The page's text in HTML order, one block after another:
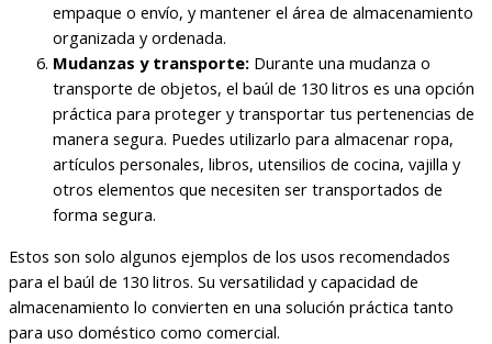
empaque o envío, y mantener el área de almacenamiento
organizada y ordenada.
Mudanzas y transporte: Durante una mudanza o
transporte de objetos, el baúl de 130 litros es una opción
práctica para proteger y transportar tus pertenencias de
manera segura. Puedes utilizarlo para almacenar ropa,
artículos personales, libros, utensilios de cocina, vajilla y
otros elementos que necesiten ser transportados de
forma segura.
Estos son solo algunos ejemplos de los usos recomendados
para el baúl de 130 litros. Su versatilidad y capacidad de
almacenamiento lo convierten en una solución práctica tanto
para uso doméstico como comercial.